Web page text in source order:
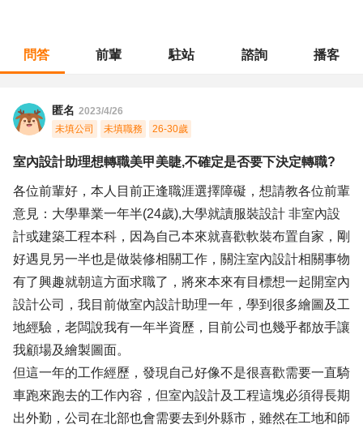
問答 前輩 駐站 諮詢 播客
匿名 2023/4/26
未填公司
未填職務 26-30歲
室內設計助理想轉職美甲美睫,不確定是否要下決定轉職?
各位前輩好，本人目前正逢職涯選擇障礙，想請教各位前輩
意見：大學畢業一年半(24歲),大學就讀服裝設計 非室內設
計或建築工程本科，因為自己本來就喜歡軟裝布置自家，剛
好遇見另一半也是做裝修相關工作，關注室內設計相關事物
有了興趣就朝這方面求職了，將來本來有目標想一起開室內
設計公司，我目前做室內設計助理一年，學到很多繪圖及工
地經驗，老闆說我有一年半資歷，目前公司也幾乎都放手讓
我顧場及繪製圖面。
但這一年的工作經歷，發現自己好像不是很喜歡需要一直騎
車跑來跑去的工作內容，但室內設計及工程這塊必須得長期
出外勤，公司在北部也會需要去到外縣市，雖然在工地和師